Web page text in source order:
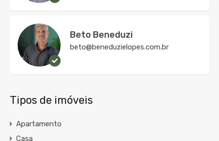
Beto Beneduzi
beto@beneduzielopes.com.br
Tipos de imóveis
Apartamento
Casa